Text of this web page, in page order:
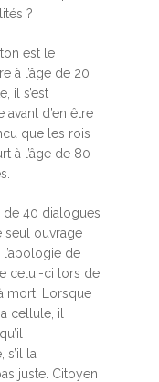
?
est le
à l’âge de 20
il s’est
d’en être
que les rois
à l’âge de 80
de 40 dialogues
seul ouvrage
de
celui-ci lors de
mort. Lorsque
cellule, il
la
juste. Citoyen